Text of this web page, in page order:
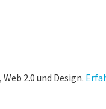
2.0 und Design.